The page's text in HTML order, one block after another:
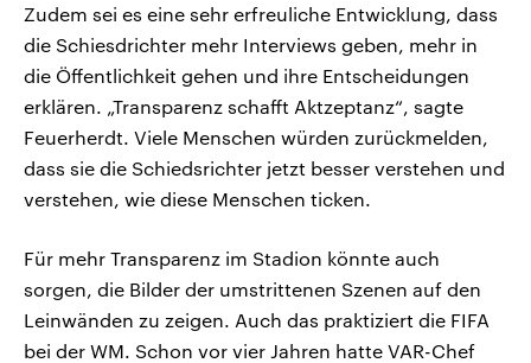
Zudem sei es eine sehr erfreuliche Entwicklung, dass
die Schiesdrichter mehr Interviews geben, mehr in
die Öffentlichkeit gehen und ihre Entscheidungen
erklären. „Transparenz schafft Aktzeptanz“, sagte
Feuerherdt. Viele Menschen würden zurückmelden,
dass sie die Schiedsrichter jetzt besser verstehen und
verstehen, wie diese Menschen ticken.
Für mehr Transparenz im Stadion könnte auch
sorgen, die Bilder der umstrittenen Szenen auf den
Leinwänden zu zeigen. Auch das praktiziert die FIFA
bei der WM. Schon vor vier Jahren hatte VAR-Chef